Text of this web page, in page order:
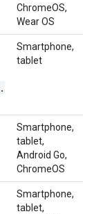
ChromeOS,
Wear OS
.
Smartphone,
tablet
Smartphone,
tablet,
Android Go,
ChromeOS
Smartphone,
tablet,